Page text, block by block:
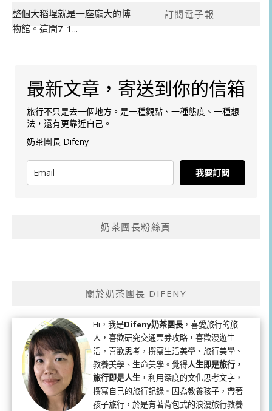
整個大稻埕就是一座龐大的博
物館。這間7-1...
訂閱電子報
最新文章，寄送到你的信箱
旅行不只是去一個地方。是一種觀點、一種態度、一種想
法，還有更靠近自己。
奶茶團長 Difeny
我要訂閱
奶茶團長粉絲頁
關於奶茶團長 DIFENY
Hi，我是Difeny奶茶團長 ，喜愛旅行的旅
人，喜歡研究交通票券攻略，喜歡漫遊生
活，喜歡思考，撰寫生活美學、旅行美學、
教養美學、生命美學。覺得人生即是旅行，
旅行即是人生 ，利用深度的文化思考文字，
撰寫自己的旅行記錄。因為教養孩子，帶著
孩子旅行，於是有著背包式的浪漫旅行教養